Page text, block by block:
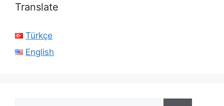
Translate
Türkçe
English
için